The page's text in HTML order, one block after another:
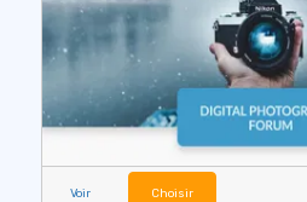
Voir Choisir